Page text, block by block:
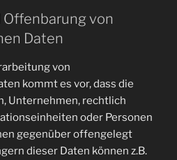
von
Daten
von
kommt es vor, dass die
Unternehmen, rechtlich
oder Personen
gegenüber offengelegt
dieser Daten können z.B.